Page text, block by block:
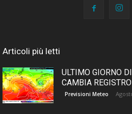
Articoli più letti
ULTIMO GIORNO
CAMBIA
Previsioni Meteo